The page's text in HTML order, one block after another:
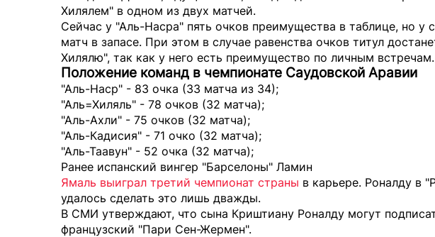
Хилялем" в одном из двух матчей.
Сейчас у "Аль-Насра" пять очков преимущества в таблице, но у
матч в запасе. При этом в случае равенства очков титул
Хилялю", так как у него есть преимущество по личным встречам.
Положение команд в чемпионате Саудовской Аравии
"Аль-Наср" - 83 очка (33 матча из 34);
"Аль=Хиляль" - 78 очков (32 матча);
"Аль-Ахли" - 75 очков (32 матча);
"Аль-Кадисия" - 71 очко (32 матча);
"Аль-Таавун" - 52 очка (32 матча);
Ранее испанский вингер "Барселоны" Ламин
Ямаль выиграл третий чемпионат страны в карьере. Роналду в
удалось сделать это лишь дважды.
В СМИ утверждают, что сына Криштиану Роналду могут
французский "Пари Сен-Жермен".